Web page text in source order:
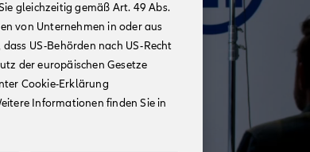
gleichzeitig gemäß Art. 49 Abs.
von Unternehmen in oder aus
US-Behörden nach US-Recht
der europäischen Gesetze
Cookie-Erklärung
Informationen finden Sie in